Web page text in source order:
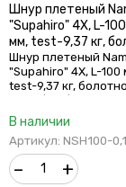
Шнур плетеный
"Supahiro" 4Х, L-
мм, test-9,37 кг,
зеленый (мох)/
Шнур плетеный
"Supahiro" 4Х, L-100
test-9,37 кг,
В наличии
Артикул: NSH100-
– +